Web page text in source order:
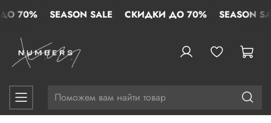
SEASON SALE СКИДКИ ДО 70% SEASON SALE